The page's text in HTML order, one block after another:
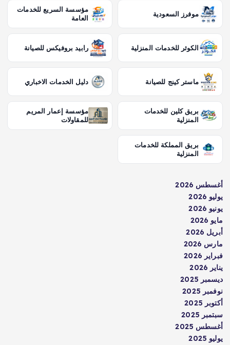
موفرز السعودية
مؤسسة السريع للخدمات
العامة
الكوثر للخدمات المنزلية رابيد بروفيكس للصيانة
ماستر كينج للصيانة دليل الخدمات الاخباري
بريق كلين للخدمات
المنزلية
مؤسسة إعمار المريم
للمقاولات
بريق المملكة للخدمات
المنزلية
أغسطس 2026
يوليو 2026
يونيو 2026
مايو 2026
أبريل 2026
مارس 2026
فبراير 2026
يناير 2026
ديسمبر 2025
نوفمبر 2025
أكتوبر 2025
سبتمبر 2025
أغسطس 2025
يوليو 2025